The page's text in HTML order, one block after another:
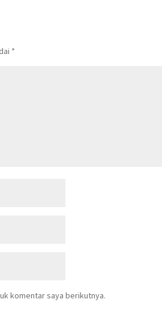
*
komentar saya berikutnya.